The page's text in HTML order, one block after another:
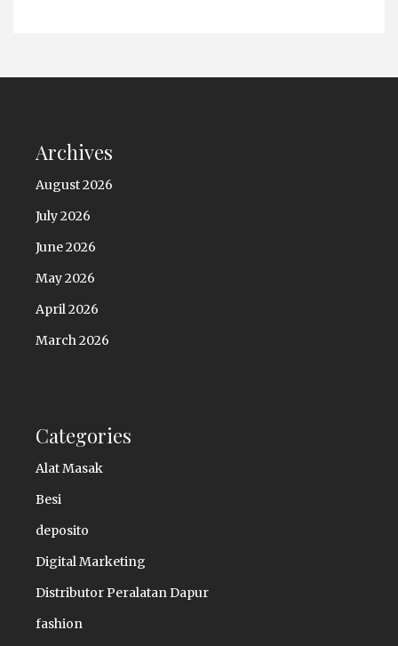
Archives
August 2026
July 2026
June 2026
May 2026
April 2026
March 2026
Categories
Alat Masak
Besi
deposito
Digital Marketing
Distributor Peralatan Dapur
fashion